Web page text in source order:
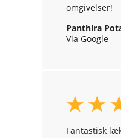
omgivelser!
Panthira
Via Google
Fantastisk